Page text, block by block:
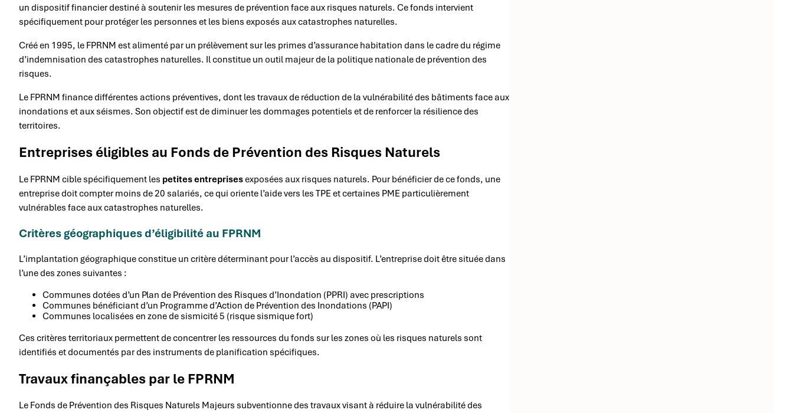
un dispositif financier destiné à soutenir les mesures de prévention face aux risques naturels. Ce fonds intervient
spécifiquement pour protéger les personnes et les biens exposés aux catastrophes naturelles.
Créé en 1995, le FPRNM est alimenté par un prélèvement sur les primes d’assurance habitation dans le cadre du régime
d’indemnisation des catastrophes naturelles. Il constitue un outil majeur de la politique nationale de prévention des
risques.
Le FPRNM finance différentes actions préventives, dont les travaux de réduction de la vulnérabilité des bâtiments face aux
inondations et aux séismes. Son objectif est de diminuer les dommages potentiels et de renforcer la résilience des
territoires.
Entreprises éligibles au Fonds de Prévention des Risques Naturels
Le FPRNM cible spécifiquement les petites entreprisesexposées aux risques naturels. Pour bénéficier de ce fonds, une
entreprise doit compter moins de 20 salariés, ce qui oriente l’aide vers les TPE et certaines PME particulièrement
vulnérables face aux catastrophes naturelles.
Critères géographiques d’éligibilité au FPRNM
L’implantation géographique constitue un critère déterminant pour l’accès au dispositif. L’entreprise doit être située dans
l’une des zones suivantes :
Communes dotées d’un Plan de Prévention des Risques d’Inondation (PPRI) avec prescriptions
Communes bénéficiant d’un Programme d’Action de Prévention des Inondations (PAPI)
Communes localisées en zone de sismicité 5 (risque sismique fort)
Ces critères territoriaux permettent de concentrer les ressources du fonds sur les zones où les risques naturels sont
identifiés et documentés par des instruments de planification spécifiques.
Travaux finançables par le FPRNM
Le Fonds de Prévention des Risques Naturels Majeurs subventionne des travaux visant à réduire la vulnérabilité des